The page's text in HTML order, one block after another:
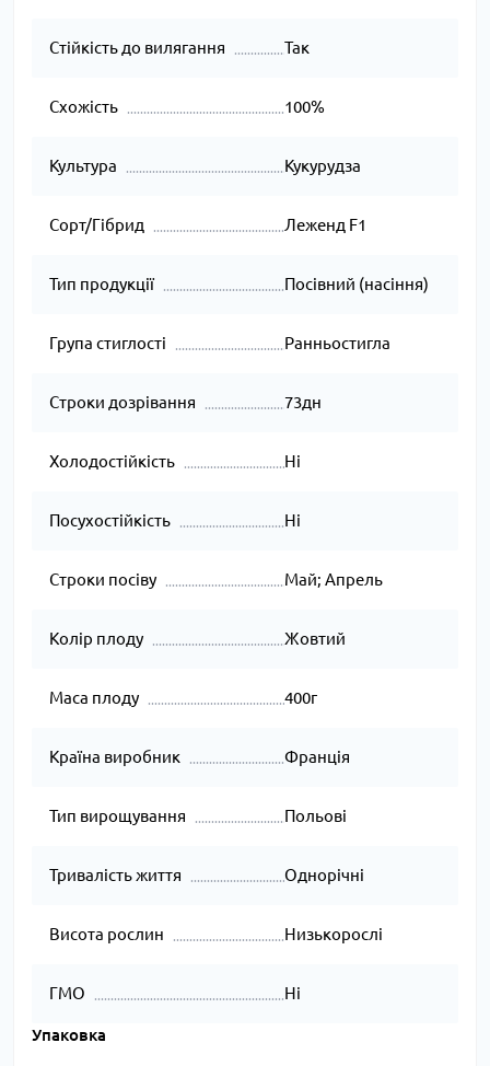
Стійкість до вилягання Так
Схожість 100%
Культура Кукурудза
Сорт/Гібрид Леженд F1
Тип продукції Посівний (насіння)
Група стиглості Ранньостигла
Строки дозрівання 73дн
Холодостійкість Ні
Посухостійкість Ні
Строки посіву Май; Апрель
Колір плоду Жовтий
Маса плоду 400г
Країна виробник Франція
Тип вирощування Польові
Тривалість життя Однорічні
Висота рослин Низькорослі
ГМО Ні
Упаковка